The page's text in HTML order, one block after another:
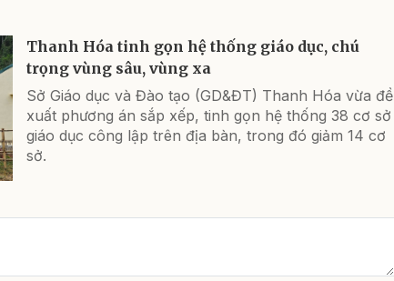
Thanh Hóa tinh gọn hệ thống giáo dục, chú
trọng vùng sâu, vùng xa
Sở Giáo dục và Đào tạo (GD&ĐT) Thanh Hóa vừa đề
xuất phương án sắp xếp, tinh gọn hệ thống 38 cơ sở
giáo dục công lập trên địa bàn, trong đó giảm 14 cơ
sở.